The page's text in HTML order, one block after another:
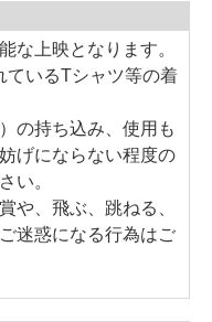
な上映となります。
ているTシャツ等の着
の持ち込み、使用も
げにならない程度の
い。
や、飛ぶ、跳ねる、
迷惑になる行為はご